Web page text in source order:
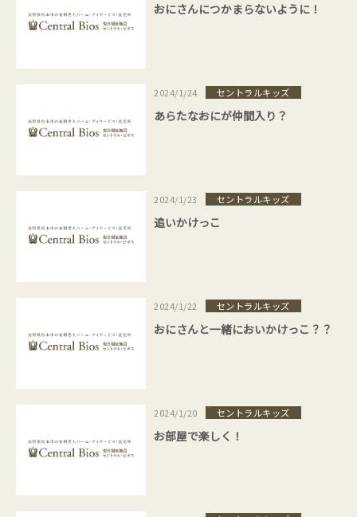
おにさんにつかまらないように！
2024/1/24 セントラルキッズ
あらたなおにが仲間入り？
2024/1/23 セントラルキッズ
追いかけっこ
2024/1/22 セントラルキッズ
おにさんと一緒においかけっこ？？
2024/1/20 セントラルキッズ
お部屋で楽しく！